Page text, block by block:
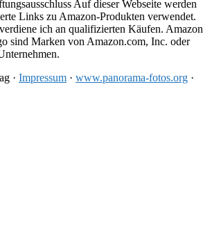
Auf dieser Webseite werden
Links zu Amazon-Produkten verwendet.
ich an qualifizierten Käufen. Amazon
sind Marken von Amazon.com, Inc. oder
· Impressum · www.panorama-fotos.org ·